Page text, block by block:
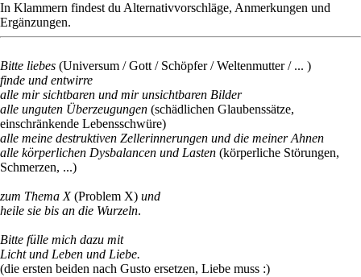
In Klammern findest du Alternativvorschläge, Anmerkungen und
Ergänzungen.
Bitte liebes (Universum / Gott / Schöpfer / Weltenmutter / ... )
finde und entwirre
alle mir sichtbaren und mir unsichtbaren Bilder
alle unguten Überzeugungen (schädlichen Glaubenssätze,
einschränkende Lebensschwüre)
alle meine destruktiven Zellerinnerungen und die meiner Ahnen
alle körperlichen Dysbalancen und Lasten (körperliche Störungen,
Schmerzen, ...)
zum Thema X(Problem X) und
heile sie bis an die Wurzeln.
Bitte fülle mich dazu mit
Licht und Leben und Liebe.
(die ersten beiden nach Gusto ersetzen, Liebe muss :)